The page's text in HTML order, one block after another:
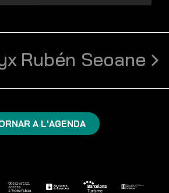
Rubén Seoane
A L'AGENDA